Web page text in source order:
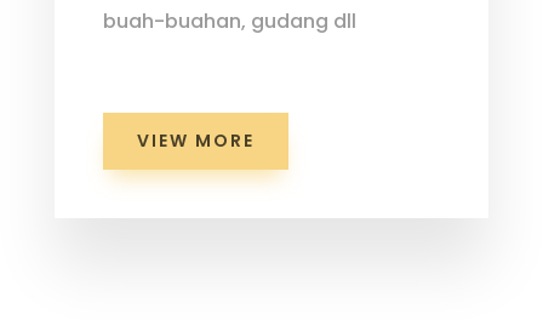
buah-buahan, gudang dll
VIEW MORE